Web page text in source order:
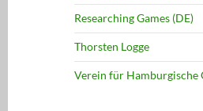
Researching Games (DE)
Thorsten Logge
Verein für Hamburgische